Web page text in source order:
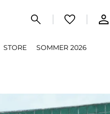
STORE SOMMER 2026